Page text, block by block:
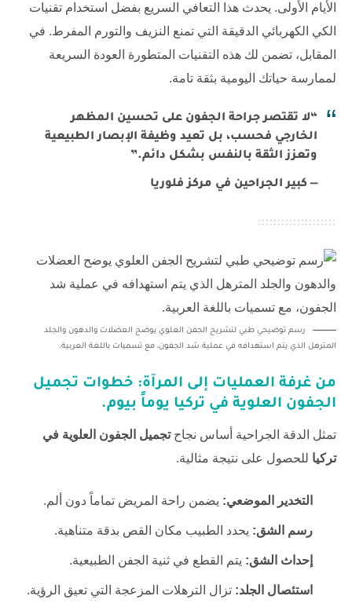
الأيام الأولى. يحدث هذا التعافي السريع بفضل استخدام تقنيات
الكي الكهربائي الدقيقة التي تمنع النزيف والتورم المفرط. في
المقابل، تضمن لك هذه التقنيات المتطورة العودة السريعة
لممارسة حياتك اليومية بثقة تامة.
“لا تقتصر جراحة الجفون على تحسين المظهر
الخارجي فحسب، بل تعيد وظيفة الإبصار الطبيعية
وتعزز الثقة بالنفس بشكل دائم.”
— كبير الجراحين في مركز فلوريا
رسم توضيحي طبي لتشريح الجفن العلوي يوضح العضلات والدهون والجلد
المترهل الذي يتم استهدافه في عملية شد الجفون، مع تسميات باللغة العربية.
من غرفة العمليات إلى المرآة: خطوات تجميل
الجفون العلوية في تركيا يوماً بيوم.
تمثل الدقة الجراحية أساس نجاحتجميل الجفون العلوية في
تركيا للحصول على نتيجة مثالية.
التخدير الموضعي: يضمن راحة المريض تماماً دون ألم.
رسم الشق: يحدد الطبيب مكان القص بدقة متناهية.
إحداث الشق: يتم القطع في ثنية الجفن الطبيعية.
استئصال الجلد: تزال الترهلات المزعجة التي تعيق الرؤية.